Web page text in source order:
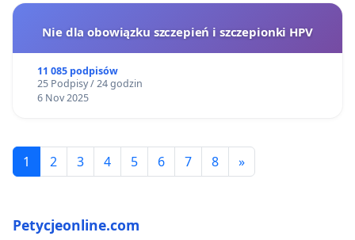
Nie dla obowiązku szczepień i szczepionki HPV
11 085 podpisów
25 Podpisy / 24 godzin
6 Nov 2025
1 2 3 4 5 6 7 8 »
Petycjeonline.com